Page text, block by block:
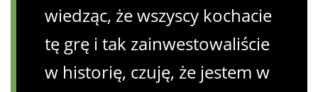
wiedząc, że wszyscy kochacie
tę grę i tak zainwestowaliście
w historię, czuję, że jestem w